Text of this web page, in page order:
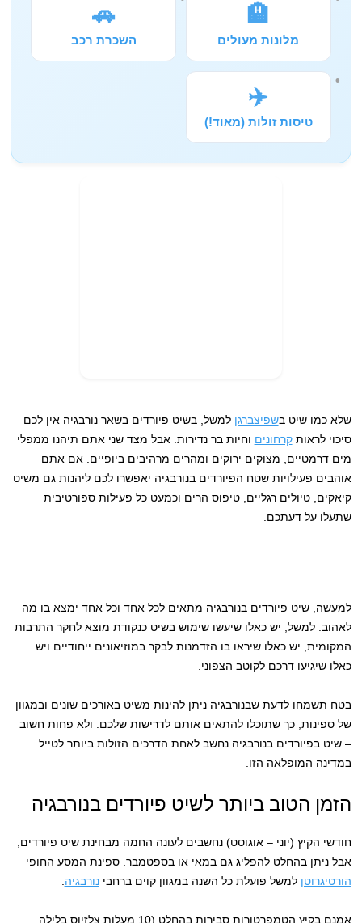
🏨
מלונות מעולים
🚗
השכרת רכב
✈️
טיסות זולות (מאוד!)
שלא כמו שיט בשפיצברגן למשל, בשיט פיורדים בשאר נורבגיה אין לכם
סיכוי לראותקרחונים וחיות בר נדירות. אבל מצד שני אתם תיהנו ממפלי
מים דרמטיים, מצוקים ירוקים ומהרים מרהיבים ביופיים. אם אתם
אוהבים פעילויות שטח הפיורדים בנורבגיה יאפשרו לכם ליהנות גם משיט
קיאקים, טיולים רגליים, טיפוס הרים וכמעט כל פעילות ספורטיבית
שתעלו על דעתכם.
למעשה, שיט פיורדים בנורבגיה מתאים לכל אחד וכל אחד ימצא בו מה
לאהוב. למשל, יש כאלו שיעשו שימוש בשיט כנקודת מוצא לחקר התרבות
המקומית, יש כאלו שיראו בו הזדמנות לבקר במוזיאונים ייחודיים ויש
כאלו שיגיעו דרכם לקוטב הצפוני.
בטח תשמחו לדעת שבנורבגיה ניתן להינות משיט באורכים שונים ובמגוון
של ספינות, כך שתוכלו להתאים אותם לדרישות שלכם. ולא פחות חשוב
– שיט בפיורדים בנורבגיה נחשב לאחת הדרכים הזולות ביותר לטייל
במדינה המופלאה הזו.
הזמן הטוב ביותר לשיט פיורדים בנורבגיה
חודשי הקיץ (יוני – אוגוסט) נחשבים לעונה החמה מבחינת שיט פיורדים,
אבל ניתן בהחלט להפליג גם במאי או בספטמבר. ספינת המסע החופי
הורטיגרוטן למשל פועלת כל השנה במגוון קוים ברחבינורבגיה
אמנם בקיץ הטמפרטורות סבירות בהחלט (10 מעלות צלזיוס בלילה